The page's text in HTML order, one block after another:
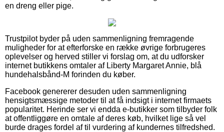
en dreng eller pige.
Trustpilot byder på uden sammenligning fremragende
muligheder for at efterforske en række øvrige forbrugeres
oplevelser og herved stiller vi forslag om, at du udforsker
internet butikkens omtaler af Liberty Margaret Annie, blå
hundehalsbånd-M forinden du køber.
Facebook genererer desuden uden sammenligning
hensigtsmæssige metoder til at få indsigt i internet firmaets
popularitet. Herinde ser vi endda e-butikker som tilbyder folk
at offentliggøre en omtale af deres køb, hvilket lige så vel
burde drages fordel af til vurdering af kundernes tilfredshed.